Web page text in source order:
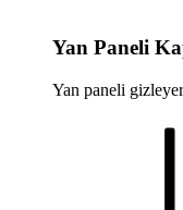
Yan Paneli
Yan paneli